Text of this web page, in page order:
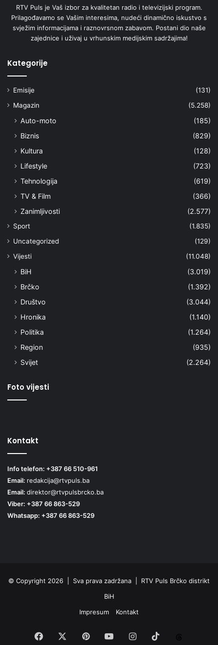
RTV Puls je Vaš izbor za kvalitetan radio i televizijski program.
Prilagođavamo se Vašim interesima, nudeći dinamično iskustvo s
svježim informacijama i raznovrsnom zabavom. Postani dio naše
zajednice i uživaj u vrhunskim medijskim sadržajima!
Kategorije
Emisije
(131)
Magazin
(5.258)
Auto-moto
(185)
Biznis
(829)
Kultura
(128)
Lifestyle
(723)
Tehnologija
(619)
TV & Film
(366)
Zanimljivosti
(2.577)
Sport
(1.835)
Uncategorized
(129)
Vijesti
(11.048)
BiH
(3.019)
Brčko
(1.392)
Društvo
(3.044)
Hronika
(1.140)
Politika
(1.264)
Region
(935)
Svijet
(2.264)
Foto vijesti
Kontakt
Info telefon: +387 66 510-961
Email: redakcija@rtvpuls.ba
Email: direktor@rtvpulsbrcko.ba
Viber: +387 66 863-529
Whatsapp: +387 66 863-529
© Copyright 2026 | Sva prava zadržana | RTV Puls Brčko distrikt
BiH
Impresum
Kontakt
Facebook PinterestYouTubeInstagram
TikTok